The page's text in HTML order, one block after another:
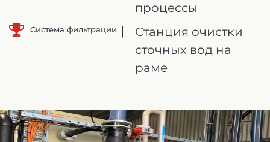
процессы
Система фильтрации
Станция очистки
сточных вод на
раме